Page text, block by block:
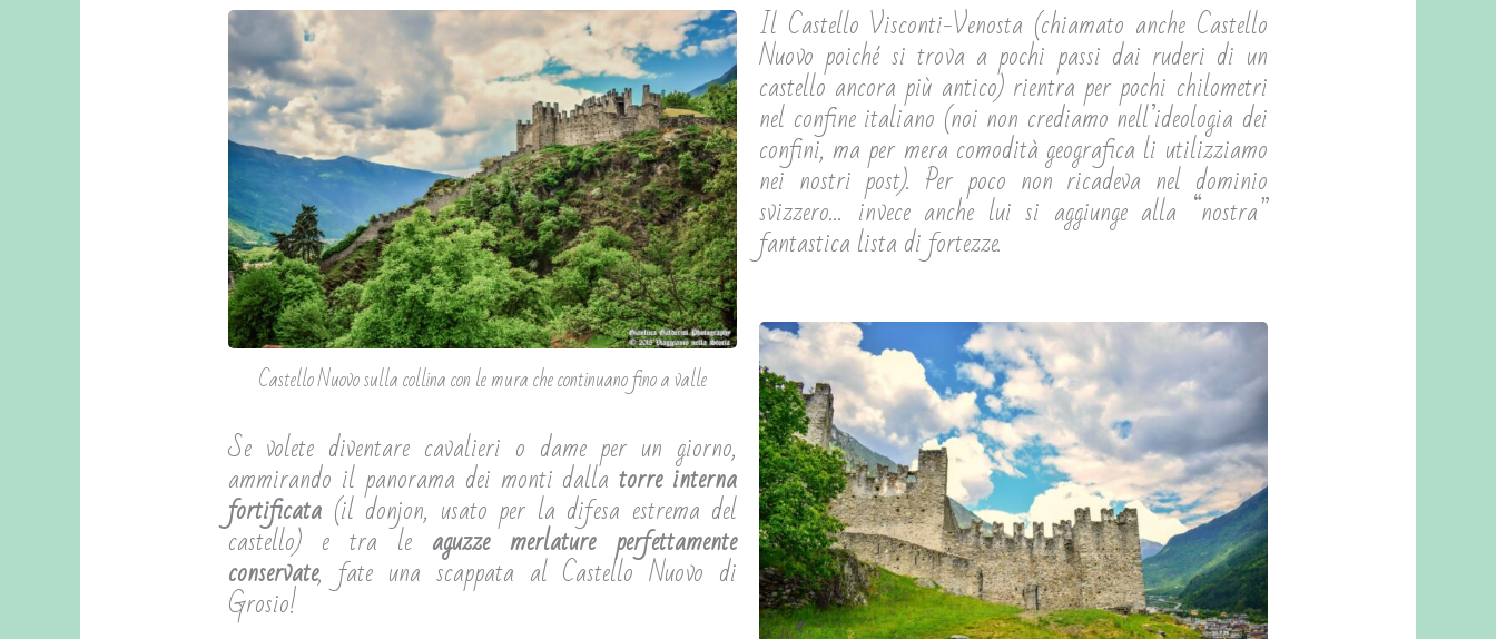
Castello Nuovo sulla collina con le mura che continuano fino a valle
Il Castello Visconti-Venosta (chiamato anche Castello
Nuovo poiché si trova a pochi passi dai ruderi di un
castello ancora più antico) rientra per pochi chilometri
nel confine italiano (noi non crediamo nell’ideologia dei
confini, ma per mera comodità geografica li utilizziamo
nei nostri post). Per poco non ricadeva nel dominio
svizzero… invece anche lui si aggiunge alla “nostra”
fantastica lista di fortezze.
Se volete diventare cavalieri o dame per un giorno,
ammirando il panorama dei monti dallatorre interna
fortificata (il donjon, usato per la difesa estrema del
castello) e tra le aguzze merlature perfettamente
conservate, fate una scappata al Castello Nuovo di
Grosio!